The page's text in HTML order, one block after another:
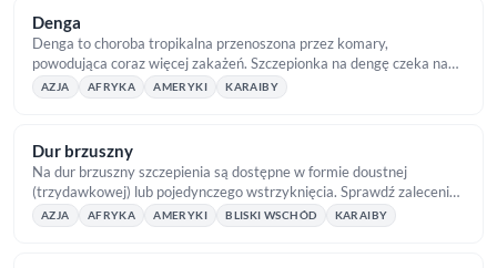
Denga
Denga to choroba tropikalna przenoszona przez komary,
powodująca coraz więcej zakażeń. Szczepionka na dengę czeka na
Ciebie w TropicalMed!
AZJA AFRYKA AMERYKI KARAIBY
Dur brzuszny
Na dur brzuszny szczepienia są dostępne w formie doustnej
(trzydawkowej) lub pojedynczego wstrzyknięcia. Sprawdź zalecenia i
umów wizytę w TropicalMed.
AZJA AFRYKA AMERYKI BLISKI WSCHÓD KARAIBY